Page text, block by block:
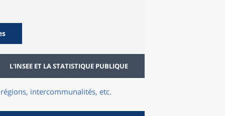
L'INSEE ET LA STATISTIQUE PUBLIQUE
intercommunalités, etc.